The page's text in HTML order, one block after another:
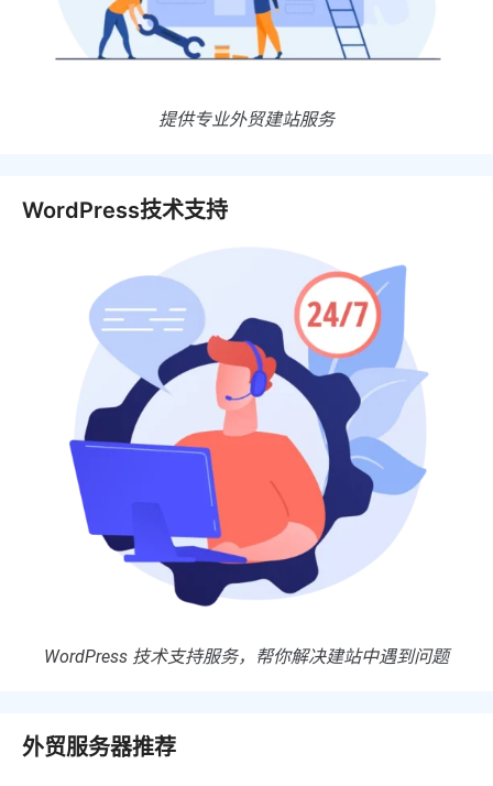
提供专业外贸建站服务
WordPress技术支持
WordPress 技术支持服务，帮你解决建站中遇到问题
外贸服务器推荐